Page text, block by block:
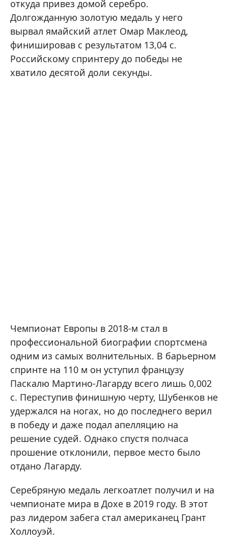
откуда привез домой серебро.
Долгожданную золотую медаль у него
вырвал ямайский атлет Омар Маклеод,
финишировав с результатом 13,04 с.
Российскому спринтеру до победы не
хватило десятой доли секунды.
Чемпионат Европы в 2018-м стал в
профессиональной биографии спортсмена
одним из самых волнительных. В барьерном
спринте на 110 м он уступил французу
Паскалю Мартино-Лагарду всего лишь 0,002
с. Переступив финишную черту, Шубенков не
удержался на ногах, но до последнего верил
в победу и даже подал апелляцию на
решение судей. Однако спустя полчаса
прошение отклонили, первое место было
отдано Лагарду.
Серебряную медаль легкоатлет получил и на
чемпионате мира в Дохе в 2019 году. В этот
раз лидером забега стал американец Грант
Холлоуэй.